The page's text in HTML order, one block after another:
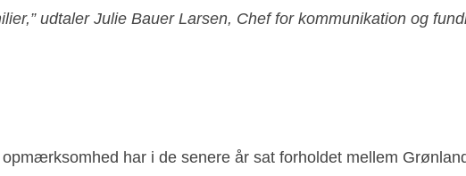
udtaler Julie Bauer Larsen, Chef for kommunikation og
har i de senere år sat forholdet mellem